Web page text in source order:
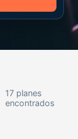
17 planes
encontrados